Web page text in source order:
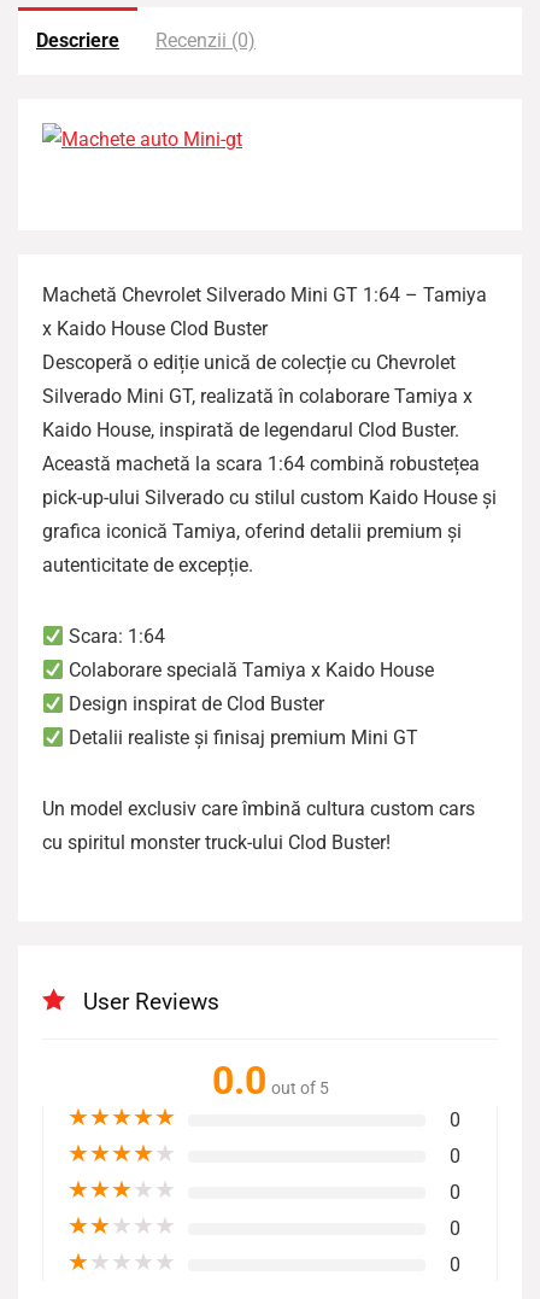
Descriere Recenzii (0)
Machetă Chevrolet Silverado Mini GT 1:64 – Tamiya
x Kaido House Clod Buster
Descoperă o ediție unică de colecție cu Chevrolet
Silverado Mini GT, realizată în colaborare Tamiya x
Kaido House, inspirată de legendarul Clod Buster.
Această machetă la scara 1:64 combină robustețea
pick-up-ului Silverado cu stilul custom Kaido House și
grafica iconică Tamiya, oferind detalii premium și
autenticitate de excepție.
Scara: 1:64
Colaborare specială Tamiya x Kaido House
Design inspirat de Clod Buster
Detalii realiste și finisaj premium Mini GT
Un model exclusiv care îmbină cultura custom cars
cu spiritul monster truck-ului Clod Buster!
User Reviews
0.0 out of 5
★★★★★ 0
★★★★★ 0
★★★★★ 0
★★★★★ 0
★★★★★ 0